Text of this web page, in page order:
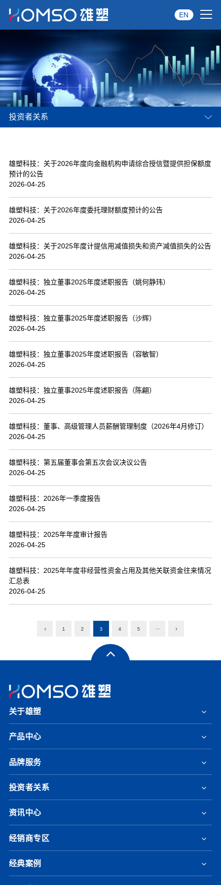
关于雄塑
产品中心
品牌服务
资讯中心
经典案例
联系我们
EN
投资者关系
雄塑科技：关于2026年度向金融机构申请综合授信暨提供担保额度
预计的公告
2026-04-25
雄塑科技：关于2026年度委托理财额度预计的公告
2026-04-25
雄塑科技：关于2025年度计提信用减值损失和资产减值损失的公告
2026-04-25
雄塑科技：独立董事2025年度述职报告（姚何静玮）
2026-04-25
雄塑科技：独立董事2025年度述职报告（沙辉）
2026-04-25
雄塑科技：独立董事2025年度述职报告（容敏智）
2026-04-25
雄塑科技：独立董事2025年度述职报告（陈翩）
2026-04-25
雄塑科技：董事、高级管理人员薪酬管理制度（2026年4月修订）
2026-04-25
雄塑科技：第五届董事会第五次会议决议公告
2026-04-25
雄塑科技：2026年一季度报告
2026-04-25
雄塑科技：2025年年度审计报告
2026-04-25
雄塑科技：2025年年度非经营性资金占用及其他关联资金往来情况
汇总表
2026-04-25
1 2 3 4 5 ···
关于雄塑
产品中心
品牌服务
投资者关系
资讯中心
经销商专区
经典案例